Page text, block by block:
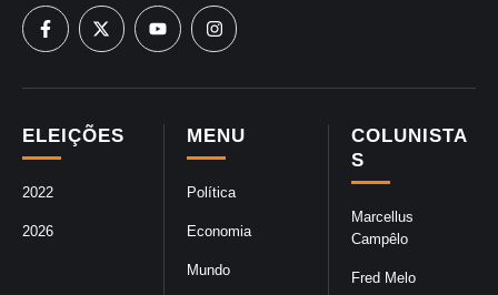
COLUNISTA
S
Marcellus
Campêlo
Fred Melo
MENU
Política
Economia
Mundo
ELEIÇÕES
2022
2026